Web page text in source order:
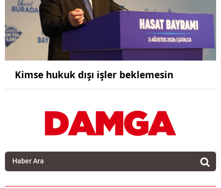
Kimse hukuk dışı işler beklemesin